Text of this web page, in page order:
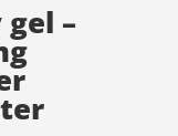
–